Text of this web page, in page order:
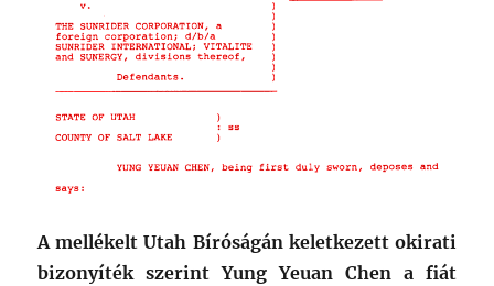
A mellékelt Utah Bíróságán keletkezett okirati
bizonyíték szerint Yung Yeuan Chen a fiát